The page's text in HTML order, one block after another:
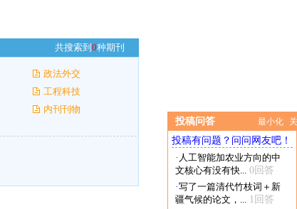
投稿问答 最小化
投稿有问题？问问网友吧！
· 人工智能加农业方向的中
文核心有没有快... 0回答
·写了一篇清代竹枝词＋新
疆气候的论文，... 1回答
共搜索到 0种期刊
政法外交
工程科技
内刊刊物